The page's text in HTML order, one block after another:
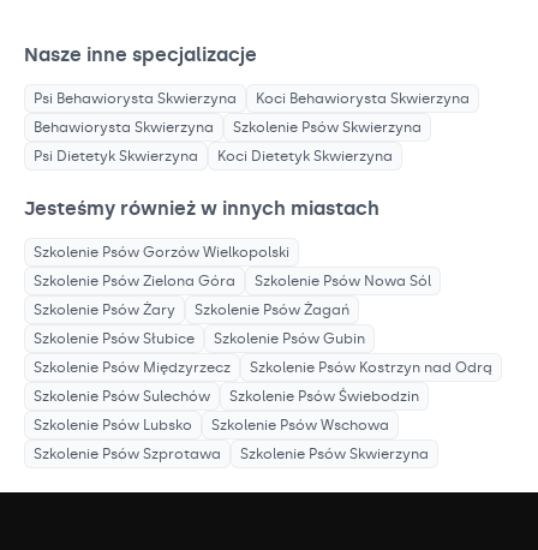
Nasze inne specjalizacje
Psi Behawiorysta Skwierzyna Koci Behawiorysta Skwierzyna
Behawiorysta Skwierzyna Szkolenie Psów Skwierzyna
Psi Dietetyk Skwierzyna Koci Dietetyk Skwierzyna
Jesteśmy również w innych miastach
Szkolenie Psów Gorzów Wielkopolski
Szkolenie Psów Zielona Góra Szkolenie Psów Nowa Sól
Szkolenie Psów Żary Szkolenie Psów Żagań
Szkolenie Psów Słubice Szkolenie Psów Gubin
Szkolenie Psów Międzyrzecz Szkolenie Psów Kostrzyn nad Odrą
Szkolenie Psów Sulechów Szkolenie Psów Świebodzin
Szkolenie Psów Lubsko Szkolenie Psów Wschowa
Szkolenie Psów Szprotawa Szkolenie Psów Skwierzyna